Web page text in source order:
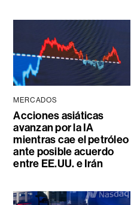
MERCADOS
Acciones asiáticas
avanzan por la IA
mientras cae el petróleo
ante posible acuerdo
entre EE.UU. e Irán